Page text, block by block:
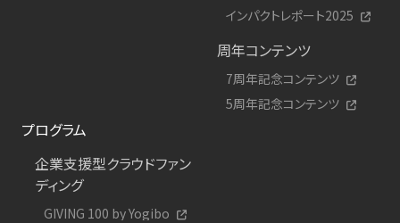
インパクトレポート2025
周年コンテンツ
7周年記念コンテンツ
5周年記念コンテンツ
プログラム
企業支援型クラウドファン
ディング
GIVING 100 by Yogibo